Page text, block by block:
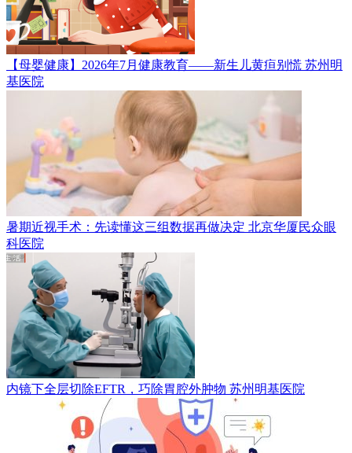
【母婴健康】2026年7月健康教育——新生儿黄疸别慌 苏州明
基医院
暑期近视手术：先读懂这三组数据再做决定 北京华厦民众眼
科医院
内镜下全层切除EFTR，巧除胃腔外肿物 苏州明基医院